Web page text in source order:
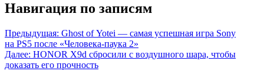
Навигация по записям
Предыдущая: Ghost of Yotei — самая успешная игра Sony
на PS5 после «Человека-паука 2»
Далее: HONOR X9d сбросили с воздушного шара, чтобы
доказать его прочность